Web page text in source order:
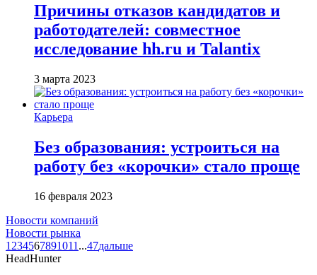
Причины отказов кандидатов и
работодателей: совместное
исследование hh.ru и Talantix
3 марта 2023
Карьера
Без образования: устроиться на
работу без «корочки» стало проще
16 февраля 2023
Новости компаний
Новости рынка
1 234567891011 ...47дальше
HeadHunter